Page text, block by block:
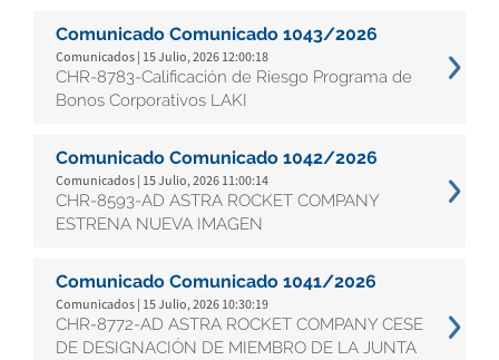
Comunicado Comunicado 1043/2026
Comunicados | 15 Julio, 2026 12:00:18
CHR-8783-Calificación de Riesgo Programa de
Bonos Corporativos LAKI
Comunicado Comunicado 1042/2026
Comunicados | 15 Julio, 2026 11:00:14
CHR-8593-AD ASTRA ROCKET COMPANY
ESTRENA NUEVA IMAGEN
Comunicado Comunicado 1041/2026
Comunicados | 15 Julio, 2026 10:30:19
CHR-8772-AD ASTRA ROCKET COMPANY CESE
DE DESIGNACIÓN DE MIEMBRO DE LA JUNTA